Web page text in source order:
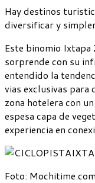
Hay destinos
diversificar y
Este binomio Ixtapa
sorprende con su
entendido la
vias exclusivas para
zona hotelera con
espesa capa de
experiencia en
Foto: Mochitime.com